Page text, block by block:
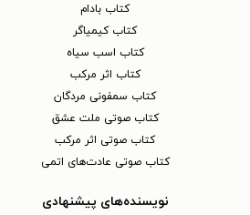
کتاب بادام
کتاب کیمیاگر
کتاب اسب سیاه
کتاب اثر مرکب
کتاب سمفونی مردگان
کتاب صوتی ملت عشق
کتاب صوتی اثر مرکب
کتاب صوتی عادت‌های اتمی
نویسنده‌های پیشنهادی